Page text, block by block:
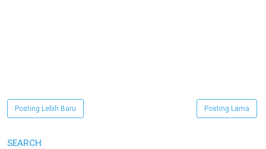
Posting Lebih Baru Posting Lama
SEARCH